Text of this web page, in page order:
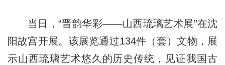
当日，“晋韵华彩——山西琉璃艺术展”在沈
阳故宫开展。该展览通过134件（套）文物，展
示山西琉璃艺术悠久的历史传统，见证我国古